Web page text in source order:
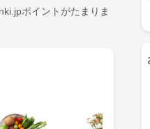
ポイントがたまりま